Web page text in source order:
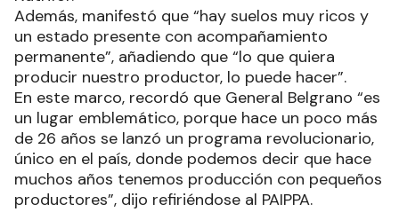
Además, manifestó que “hay suelos muy ricos y
un estado presente con acompañamiento
permanente”, añadiendo que “lo que quiera
producir nuestro productor, lo puede hacer”.
En este marco, recordó que General Belgrano “es
un lugar emblemático, porque hace un poco más
de 26 años se lanzó un programa revolucionario,
único en el país, donde podemos decir que hace
muchos años tenemos producción con pequeños
productores”, dijo refiriéndose al PAIPPA.